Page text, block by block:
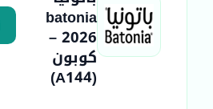
batonia
2026 –
كوبون
(A144)